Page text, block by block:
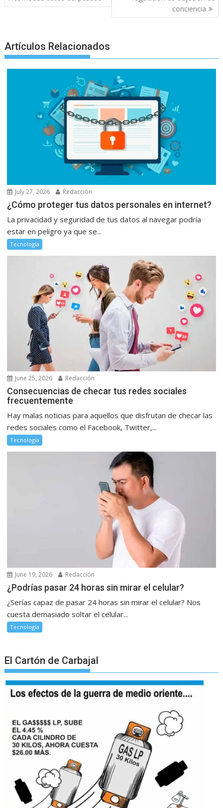
conciencia
Artículos Relacionados
July 27, 2026 Redacción
¿Cómo proteger tus datos personales en internet?
La privacidad y seguridad de tus datos al navegar podría
estar en peligro ya que se...
Tecnología
June 25, 2026 Redacción
Consecuencias de checar tus redes sociales
frecuentemente
Hay malas noticias para aquellos que disfrutan de checar las
redes sociales como el Facebook, Twitter,...
Tecnología
June 19, 2026 Redacción
¿Podrías pasar 24 horas sin mirar el celular?
¿Serías capaz de pasar 24 horas sin mirar el celular? Nos
cuesta demasiado soltar el celular...
Tecnología
El Cartón de Carbajal